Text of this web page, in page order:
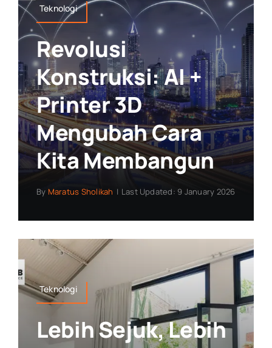
Teknologi
Revolusi
Konstruksi: AI +
Printer 3D
Mengubah Cara
Kita Membangun
By Maratus Sholikah | Last Updated: 9 January 2026
Teknologi
Lebih Sejuk, Lebih